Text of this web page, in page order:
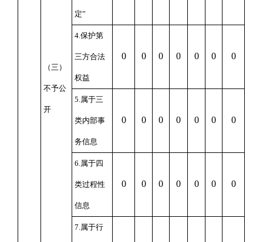
（三）
不予公
开
定”
4.保护第
三方合法
权益
0 0 0 0 0 0 0
5.属于三
类内部事
务信息
0 0 0 0 0 0 0
6.属于四
类过程性
信息
0 0 0 0 0 0 0
7.属于行